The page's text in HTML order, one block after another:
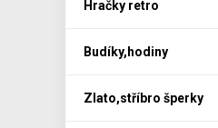
Hračky retro
Budíky,hodiny
Zlato,stříbro šperky